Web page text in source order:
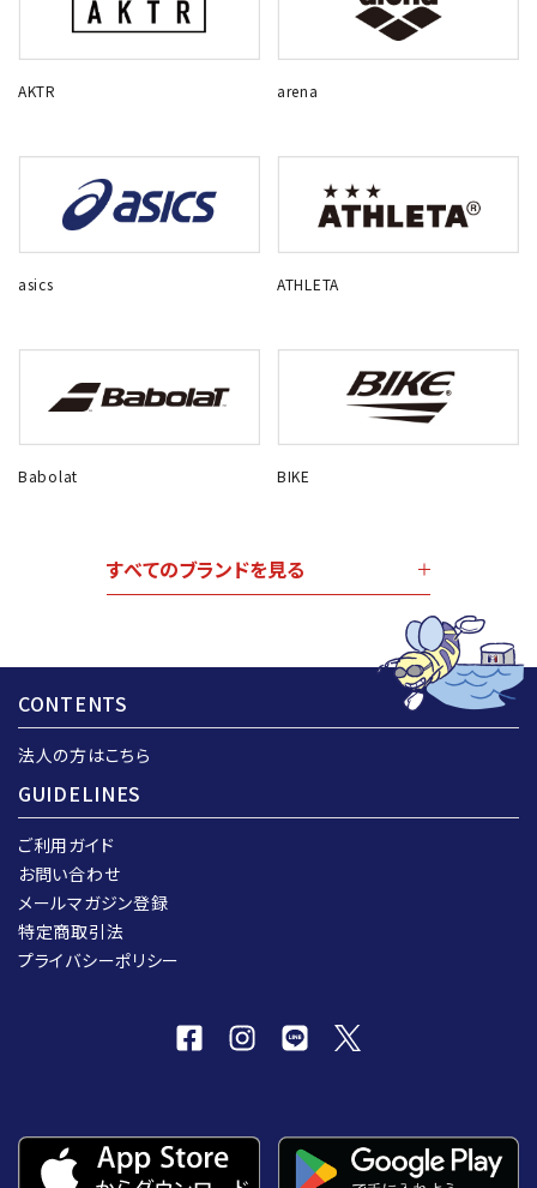
AKTR arena
asics ATHLETA
Babolat BIKE
すべてのブランドを見る
CONTENTS
法人の方はこちら
GUIDELINES
ご利用ガイド
お問い合わせ
メールマガジン登録
特定商取引法
プライバシーポリシー